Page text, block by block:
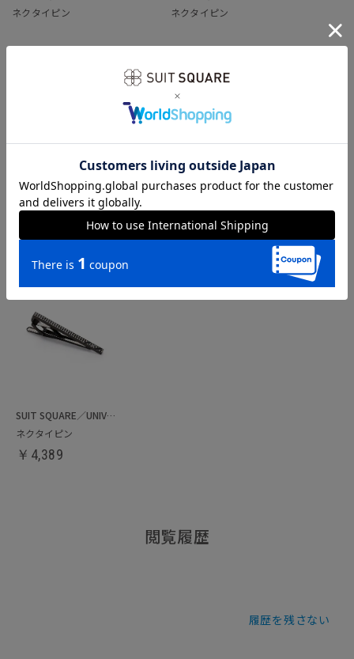
ネクタイピン
ネクタイピン
￥5,390
あなたへのおすすめ商品
SUIT SQUARE／UNIVERSAL LANGUAGE
ネクタイピン
￥ 4,389
閲覧履歴
履歴を残さない